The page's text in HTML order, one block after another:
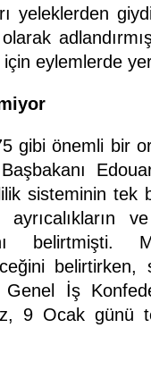
yeleklerden
eylemlerde
gibi önemli bir
sisteminin
Genel İş
9 Ocak günü